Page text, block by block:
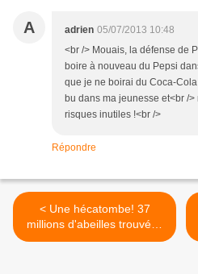
A adrien 05/07/2013 10:48
<br /> Mouais, la défense de
boire à nouveau du Pepsi
que je ne boirai du Coca-
bu dans ma jeunesse et<br /
risques inutiles !<br />
Répondre
< Une hécatombe! 37
millions d'abeilles trouvées
mortes en Ontario